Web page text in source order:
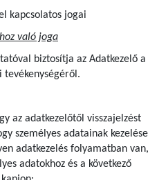
kapcsolatos jogai
való joga
biztosítja az Adatkezelő a
tevékenységéről.
az adatkezelőtől visszajelzést
személyes adatainak kezelése
adatkezelés folyamatban van,
adatokhoz és a következő